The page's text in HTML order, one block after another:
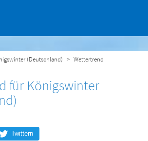
(Deutschland) Wettertrend
für Königswinter